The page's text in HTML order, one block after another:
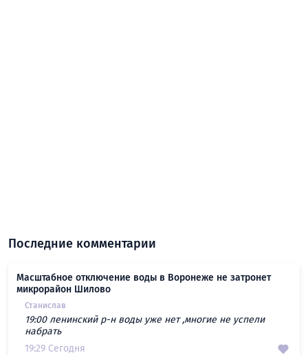
Последние комментарии
Масштабное отключение воды в Воронеже не затронет
микрорайон Шилово
Станислав
19:00 ленинский р-н воды уже нет ,многие не успели
набрать
19:29 Сегодня